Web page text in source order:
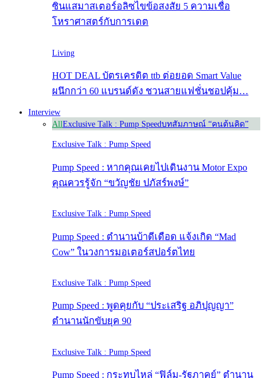
ซินแสมาสเตอร์อลิซไขข้อสงสัย 5 ความเชื่อ
โหราศาสตร์กับการเดต
Living
HOT DEAL บัตรเครดิต ttb ต่อยอด Smart Value
ผนึกกว่า 60 แบรนด์ดัง ชวนสายแฟชั่นชอปคุ้ม…
Interview
AllExclusive Talk : Pump Speedบทสัมภาษณ์ “คนต้นคิด”
Exclusive Talk : Pump Speed
Pump Speed : หากคุณเคยไปเดินงาน Motor Expo
คุณควรรู้จัก “ขวัญชัย ปภัสร์พงษ์”
Exclusive Talk : Pump Speed
Pump Speed : ตำนานบ้าดีเดือด แจ้งเกิด “Mad
Cow” ในวงการมอเตอร์สปอร์ตไทย
Exclusive Talk : Pump Speed
Pump Speed : พูดคุยกับ “ประเสริฐ อภิปุญญา”
ตำนานนักขับยุค 90
Exclusive Talk : Pump Speed
Pump Speed : กระทบไหล่ “ฟิล์ม-รัฐภาคย์” ตำนาน